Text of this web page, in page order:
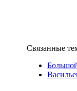
Связанные